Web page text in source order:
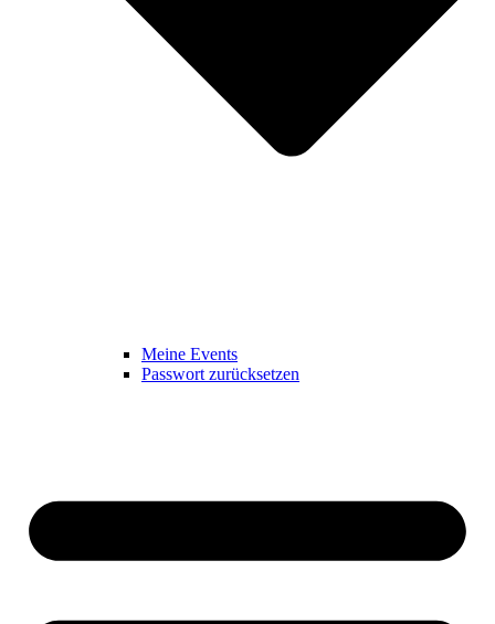
Meine Events
Passwort zurücksetzen